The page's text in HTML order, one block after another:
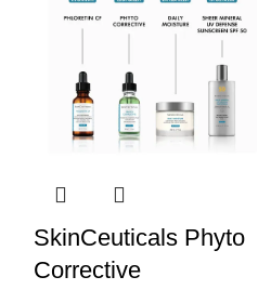
SkinCeuticals Phyto
Corrective